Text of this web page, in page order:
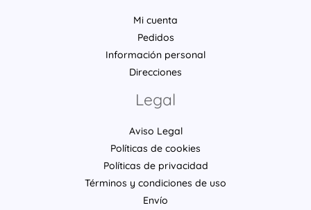
Mi cuenta
Pedidos
Información personal
Direcciones
Legal
Aviso Legal
Políticas de cookies
Políticas de privacidad
Términos y condiciones de uso
Envío